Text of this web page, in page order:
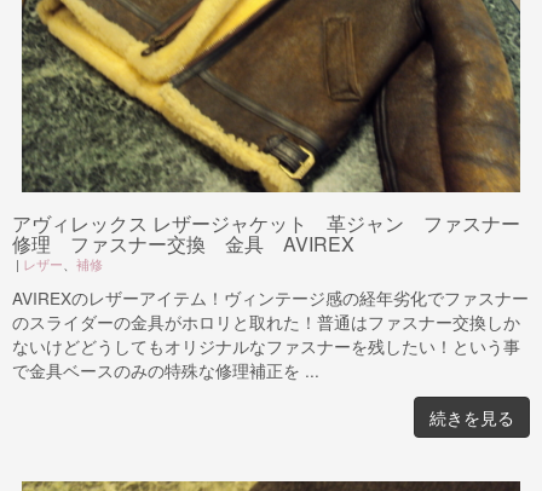
アヴィレックス レザージャケット 革ジャン ファスナー
修理 ファスナー交換 金具 AVIREX
| レザー、 補修
AVIREXのレザーアイテム！ヴィンテージ感の経年劣化でファスナー
のスライダーの金具がホロリと取れた！普通はファスナー交換しか
ないけどどうしてもオリジナルなファスナーを残したい！という事
で金具ベースのみの特殊な修理補正を ...
続きを見る